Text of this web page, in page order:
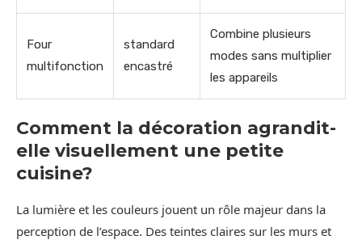
Four
multifonction
standard
encastré
Combine plusieurs
modes sans multiplier
les appareils
Comment la décoration agrandit-
elle visuellement une petite
cuisine?
La lumière et les couleurs jouent un rôle majeur dans la
perception de l’espace. Des teintes claires sur les murs et